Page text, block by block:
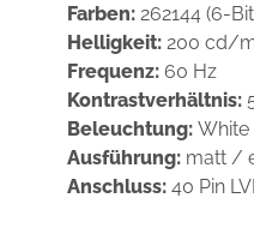
Farben: 262144 (6-
Helligkeit: 200 cd/
Frequenz: 60 Hz
Kontrastverhältnis:
Beleuchtung: White
Ausführung: matt /
Anschluss: 40 Pin